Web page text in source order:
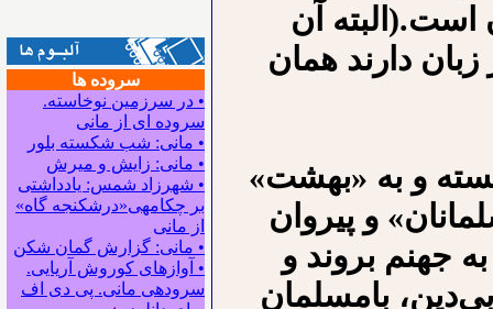
سروده ها
• در سرزمین نوخاسته.
سروده ای از مانی
• مانی: شب شکسته بلور
• مانی: زایش و میرش
• شهرزاد شمس: یادداشتی
بر چکامه‍ی«درشکنجه گاه»
از مانی
• مانی: گزارش گمان شکن
• آوازهای کوروش آریایی.
سروده‍ی مانی. پی دی اف
است.(البته آن
دارند همان
و به «بهشت»
و پیروان
جهنم بروند و
بامسلمان